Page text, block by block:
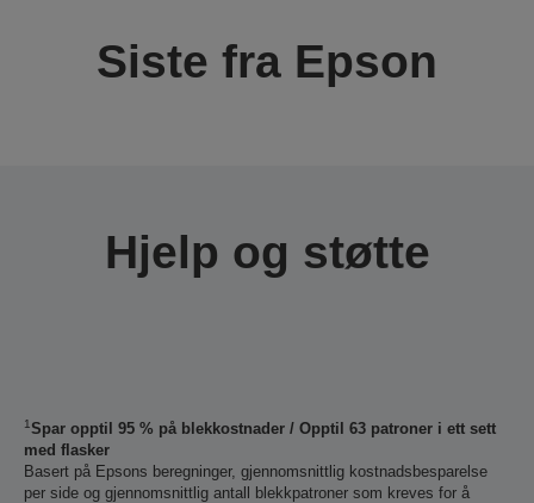
Siste fra Epson
Hjelp og støtte
1Spar opptil 95 % på blekkostnader / Opptil 63 patroner i ett sett
med flasker
Basert på Epsons beregninger, gjennomsnittlig kostnadsbesparelse
per side og gjennomsnittlig antall blekkpatroner som kreves for å